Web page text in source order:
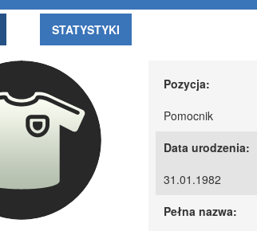
STATYSTYKI
Pozycja:
Pomocnik
Data urodzenia:
31.01.1982
Pełna nazwa: